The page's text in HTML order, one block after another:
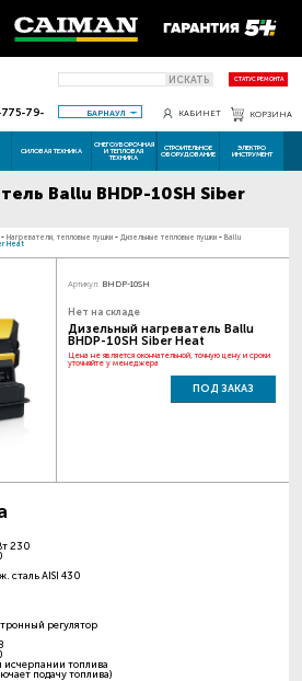
ИСКАТЬ СТАТУС РЕМОНТА
79-
БАРНАУЛ КАБИНЕТ КОРЗИНА
СИЛОВАЯ ТЕХНИКА
СНЕГОУБОРОЧНАЯ
И ТЕПЛОВАЯ
ТЕХНИКА
СТРОИТЕЛЬНОЕ
ОБОРУДОВАНИЕ
ЭЛЕКТРО
ИНСТРУМЕНТ
Ballu BHDP-10SH Siber
- Нагреватели, тепловые пушки - Дизельные тепловые пушки - Ballu
Heat
Артикул: BHDP-10SH
Нет на складе
Дизельный нагреватель Ballu
BHDP-10SH Siber Heat
Цена не является окончательной, точную цену и сроки
уточняйте у менеджера
ПОД ЗАКАЗ
230
сталь AISI 430
регулятор
исчерпании топлива
подачу топлива)